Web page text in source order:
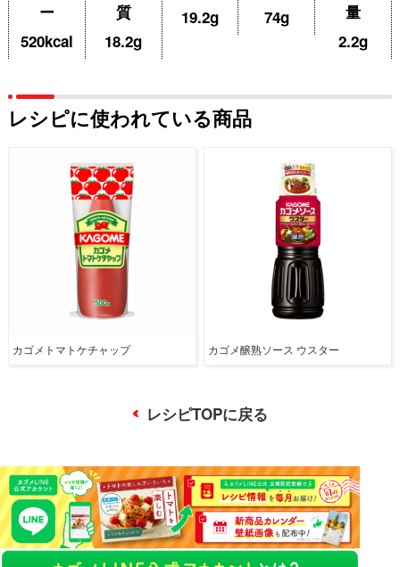
ー
520kcal
質
18.2g
19.2g
74g
量
2.2g
レシピに使われている商品
カゴメトマトケチャップ カゴメ醸熟ソース ウスター
レシピTOPに戻る